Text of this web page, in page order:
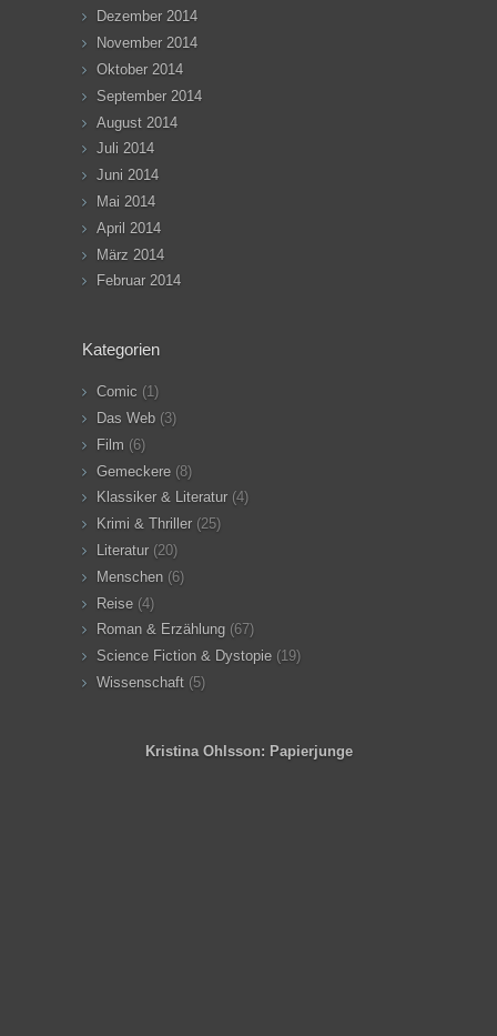
Dezember 2014
November 2014
Oktober 2014
September 2014
August 2014
Juli 2014
Juni 2014
Mai 2014
April 2014
März 2014
Februar 2014
Kategorien
Comic (1)
Das Web (3)
Film (6)
Gemeckere (8)
Klassiker & Literatur (4)
Krimi & Thriller (25)
Literatur (20)
Menschen (6)
Reise (4)
Roman & Erzählung (67)
Science Fiction & Dystopie (19)
Wissenschaft (5)
Kristina Ohlsson: Papierjunge